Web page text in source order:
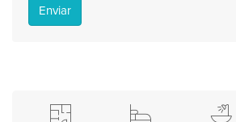
Enviar